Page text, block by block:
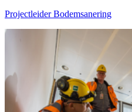
Projectleider Bodemsanering